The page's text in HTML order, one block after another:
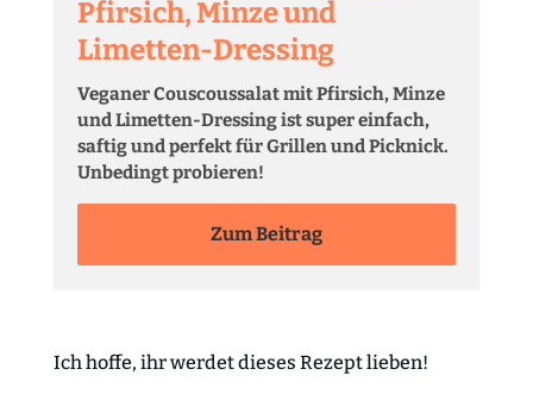
Pfirsich, Minze und
Limetten-Dressing
Veganer Couscoussalat mit Pfirsich, Minze
und Limetten-Dressing ist super einfach,
saftig und perfekt für Grillen und Picknick.
Unbedingt probieren!
Zum Beitrag
Ich hoffe, ihr werdet dieses Rezept lieben!